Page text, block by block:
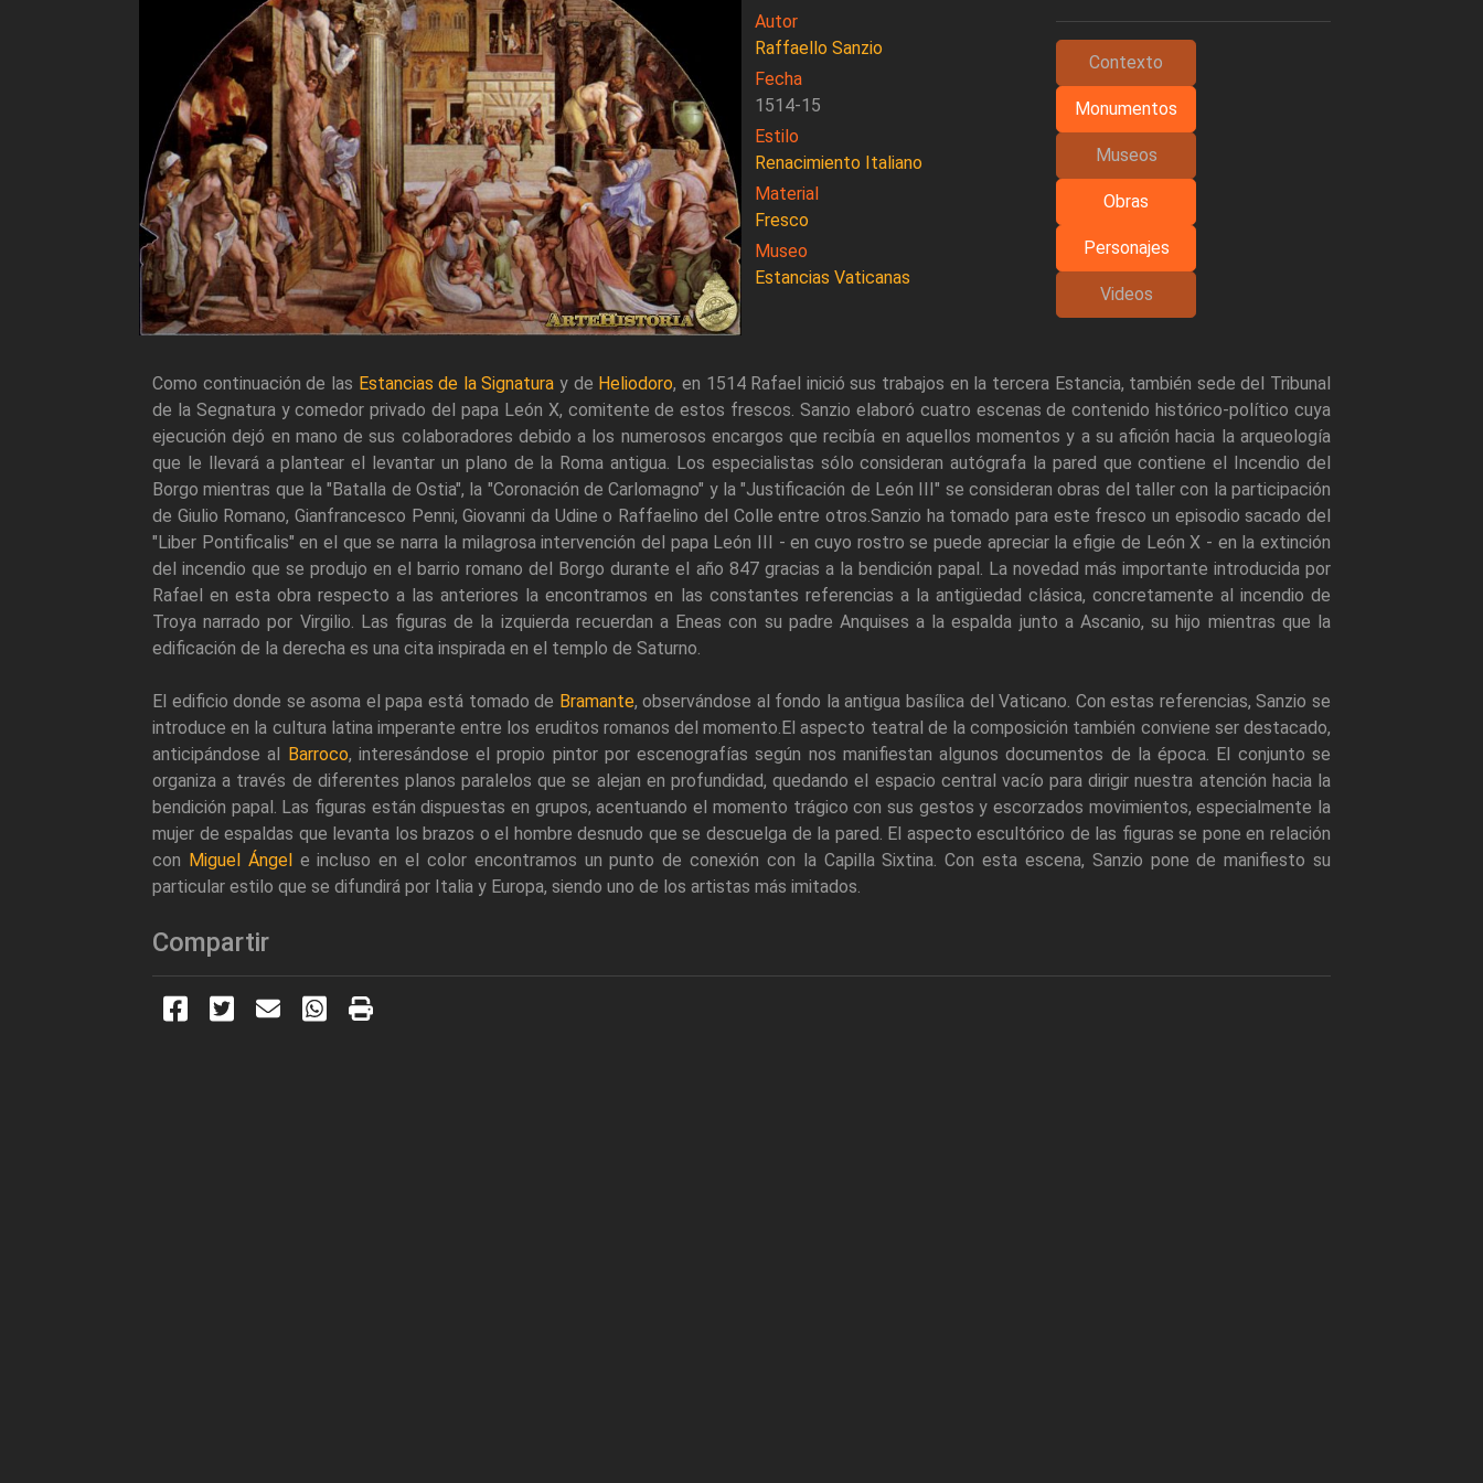
Autor
Raffaello Sanzio
Fecha
1514-15
Estilo
Renacimiento Italiano
Material
Fresco
Museo
Estancias Vaticanas
Contexto
Monumentos
Museos
Obras
Personajes
Videos
Como continuación de las Estancias de la Signatura y de Heliodoro, en 1514 Rafael inició sus trabajos en la tercera Estancia, también sede del Tribunal
de la Segnatura y comedor privado del papa León X, comitente de estos frescos. Sanzio elaboró cuatro escenas de contenido histórico-político cuya
ejecución dejó en mano de sus colaboradores debido a los numerosos encargos que recibía en aquellos momentos y a su afición hacia la arqueología
que le llevará a plantear el levantar un plano de la Roma antigua. Los especialistas sólo consideran autógrafa la pared que contiene el Incendio del
Borgo mientras que la "Batalla de Ostia", la "Coronación de Carlomagno" y la "Justificación de León III" se consideran obras del taller con la participación
de Giulio Romano, Gianfrancesco Penni, Giovanni da Udine o Raffaelino del Colle entre otros.Sanzio ha tomado para este fresco un episodio sacado del
"Liber Pontificalis" en el que se narra la milagrosa intervención del papa León III - en cuyo rostro se puede apreciar la efigie de León X - en la extinción
del incendio que se produjo en el barrio romano del Borgo durante el año 847 gracias a la bendición papal. La novedad más importante introducida por
Rafael en esta obra respecto a las anteriores la encontramos en las constantes referencias a la antigüedad clásica, concretamente al incendio de
Troya narrado por Virgilio. Las figuras de la izquierda recuerdan a Eneas con su padre Anquises a la espalda junto a Ascanio, su hijo mientras que la
edificación de la derecha es una cita inspirada en el templo de Saturno.
El edificio donde se asoma el papa está tomado de Bramante, observándose al fondo la antigua basílica del Vaticano. Con estas referencias, Sanzio se
introduce en la cultura latina imperante entre los eruditos romanos del momento.El aspecto teatral de la composición también conviene ser destacado,
anticipándose al
Barroco, interesándose el propio pintor por escenografías según nos manifiestan algunos documentos de la época. El conjunto se
organiza a través de diferentes planos paralelos que se alejan en profundidad, quedando el espacio central vacío para dirigir nuestra atención hacia la
bendición papal. Las figuras están dispuestas en grupos, acentuando el momento trágico con sus gestos y escorzados movimientos, especialmente la
mujer de espaldas que levanta los brazos o el hombre desnudo que se descuelga de la pared. El aspecto escultórico de las figuras se pone en relación
con Miguel Ángel
e incluso en el color encontramos un punto de conexión con la Capilla Sixtina. Con esta escena, Sanzio pone de manifiesto su
particular estilo que se difundirá por Italia y Europa, siendo uno de los artistas más imitados.
Compartir